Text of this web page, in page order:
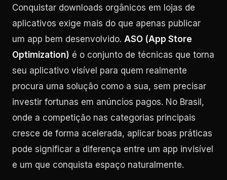
Conquistar downloads orgânicos em lojas de
aplicativos exige mais do que apenas publicar
um app bem desenvolvido. ASO (App Store
Optimization) é o conjunto de técnicas que torna
seu aplicativo visível para quem realmente
procura uma solução como a sua, sem precisar
investir fortunas em anúncios pagos. No Brasil,
onde a competição nas categorias principais
cresce de forma acelerada, aplicar boas práticas
pode significar a diferença entre um app invisível
e um que conquista espaço naturalmente.